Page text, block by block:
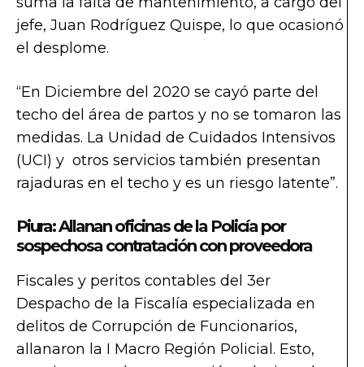
jefe, Juan Rodríguez Quispe, lo que ocasionó
el desplome.
“En Diciembre del 2020 se cayó parte del
techo del área de partos y no se tomaron las
medidas. La Unidad de Cuidados Intensivos
(UCI) y otros servicios también presentan
rajaduras en el techo y es un riesgo latente”.
Piura: Allanan oficinas de la Policía por
sospechosa contratación con proveedora
Fiscales y peritos contables del 3er
Despacho de la Fiscalía especializada en
delitos de Corrupción de Funcionarios,
allanaron la I Macro Región Policial. Esto,